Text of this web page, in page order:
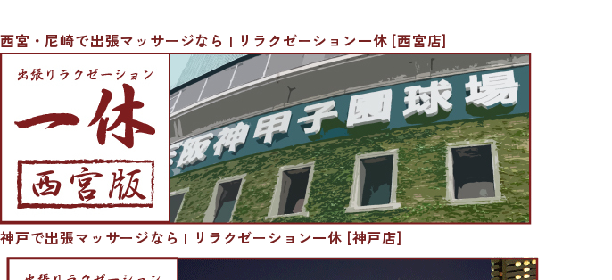
西宮・尼崎で出張マッサージなら | リラクゼーション一休 [西宮店]
神戸で出張マッサージなら | リラクゼーション一休 [神戸店]